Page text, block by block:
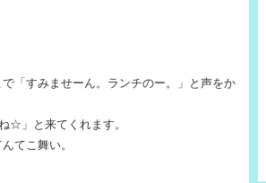
「すみませーん。ランチのー。」と声をか
☆」と来てくれます。
てこ舞い。